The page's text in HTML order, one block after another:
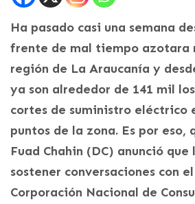
Ha pasado casi una semana
frente de mal tiempo azotara
región de La Araucanía y
ya son alrededor de 141 mil
cortes de suministro eléctrico
puntos de la zona. Es por eso,
Fuad Chahin (DC) anunció que
sostener conversaciones con
Corporación Nacional de